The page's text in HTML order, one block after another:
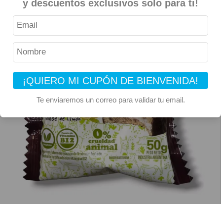
y descuentos exclusivos solo para ti!
¡QUIERO MI CUPÓN DE BIENVENIDA!
Te enviaremos un correo para validar tu email.
Unidades